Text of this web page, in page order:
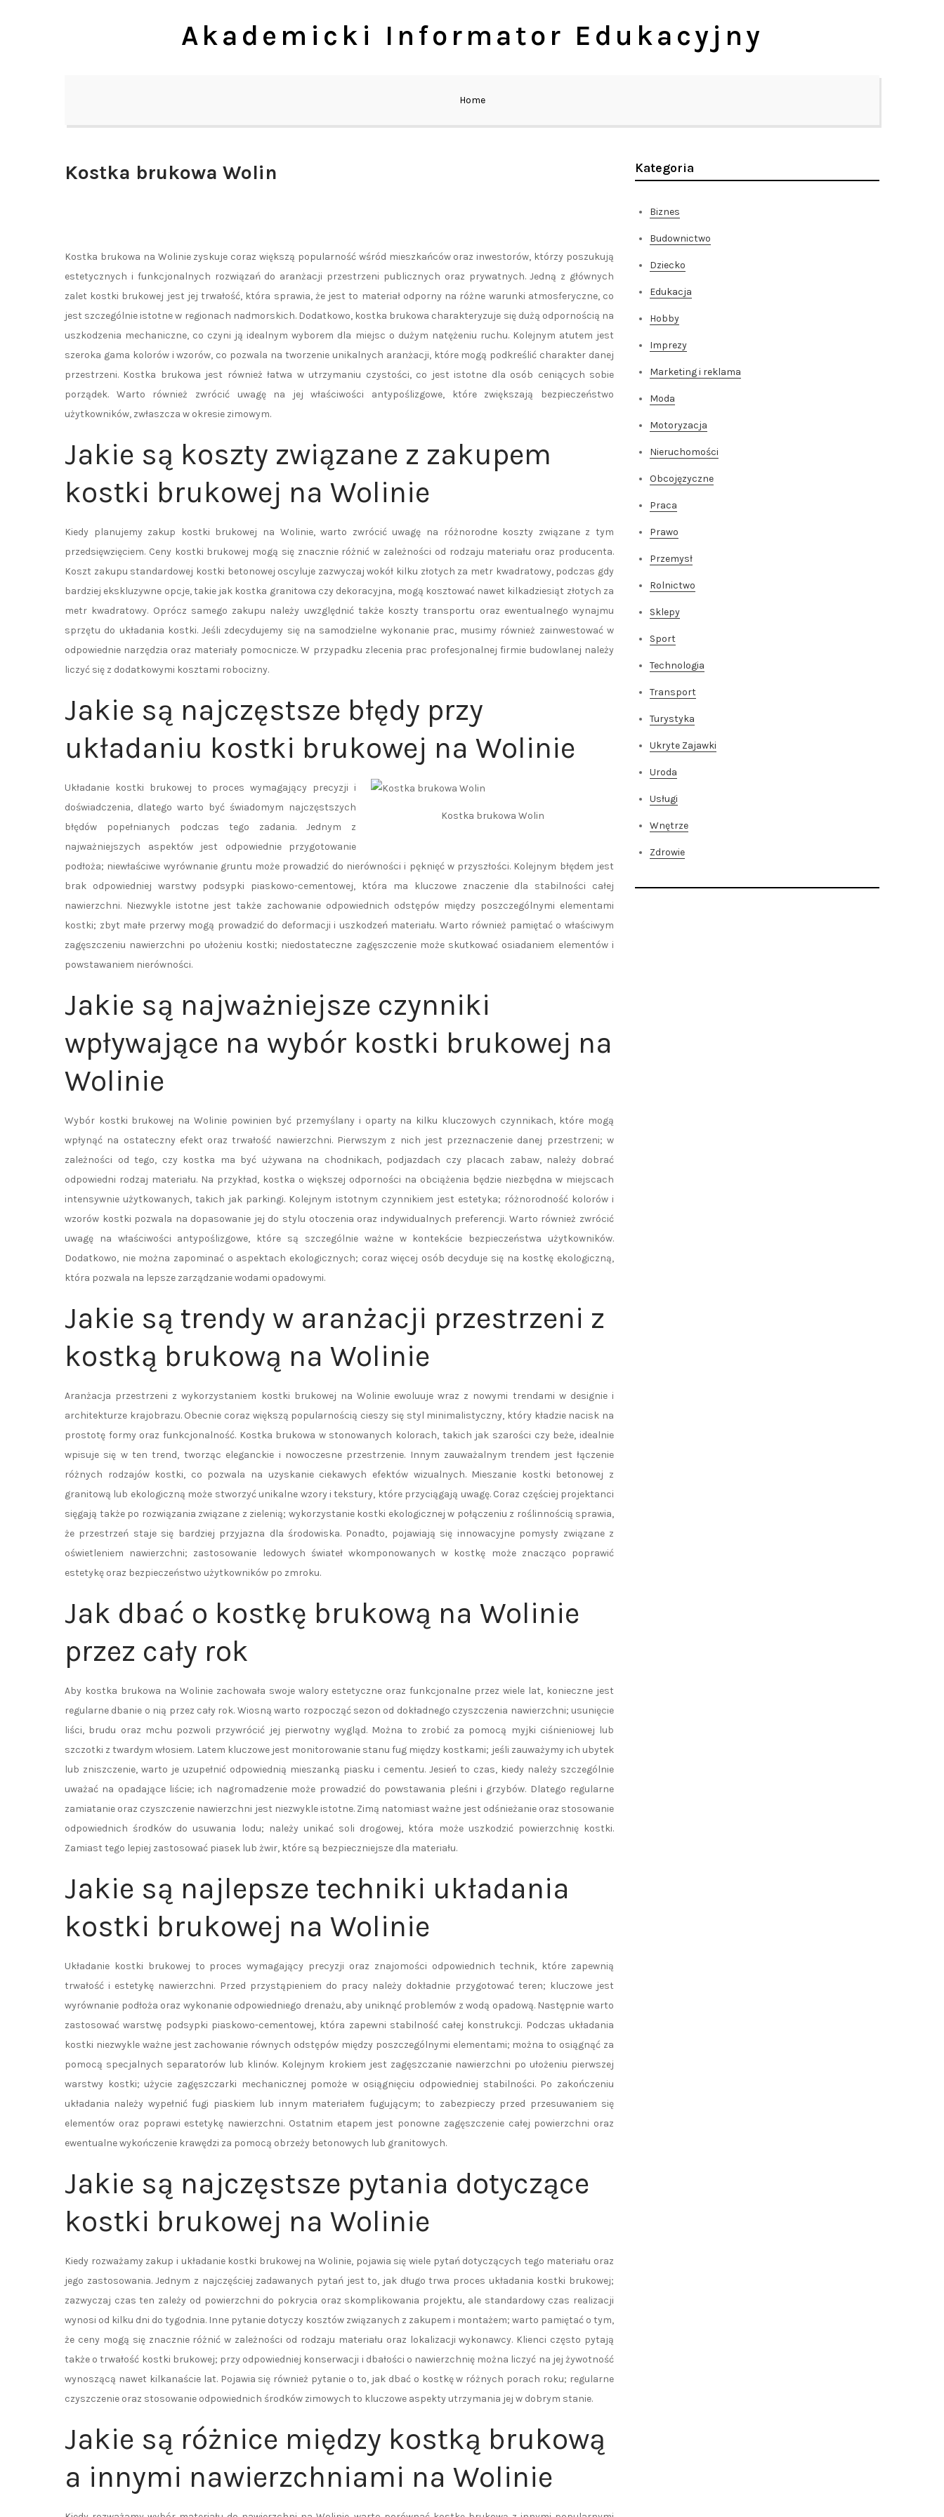
Akademicki Informator Edukacyjny
Home
Kostka brukowa Wolin
Kostka brukowa na Wolinie zyskuje coraz większą popularność wśród mieszkańców oraz inwestorów, którzy poszukują
estetycznych i funkcjonalnych rozwiązań do aranżacji przestrzeni publicznych oraz prywatnych. Jedną z głównych
zalet kostki brukowej jest jej trwałość, która sprawia, że jest to materiał odporny na różne warunki atmosferyczne, co
jest szczególnie istotne w regionach nadmorskich. Dodatkowo, kostka brukowa charakteryzuje się dużą odpornością na
uszkodzenia mechaniczne, co czyni ją idealnym wyborem dla miejsc o dużym natężeniu ruchu. Kolejnym atutem jest
szeroka gama kolorów i wzorów, co pozwala na tworzenie unikalnych aranżacji, które mogą podkreślić charakter danej
przestrzeni. Kostka brukowa jest również łatwa w utrzymaniu czystości, co jest istotne dla osób ceniących sobie
porządek. Warto również zwrócić uwagę na jej właściwości antypoślizgowe, które zwiększają bezpieczeństwo
użytkowników, zwłaszcza w okresie zimowym.
Jakie są koszty związane z zakupem
kostki brukowej na Wolinie
Kiedy planujemy zakup kostki brukowej na Wolinie, warto zwrócić uwagę na różnorodne koszty związane z tym
przedsięwzięciem. Ceny kostki brukowej mogą się znacznie różnić w zależności od rodzaju materiału oraz producenta.
Koszt zakupu standardowej kostki betonowej oscyluje zazwyczaj wokół kilku złotych za metr kwadratowy, podczas gdy
bardziej ekskluzywne opcje, takie jak kostka granitowa czy dekoracyjna, mogą kosztować nawet kilkadziesiąt złotych za
metr kwadratowy. Oprócz samego zakupu należy uwzględnić także koszty transportu oraz ewentualnego wynajmu
sprzętu do układania kostki. Jeśli zdecydujemy się na samodzielne wykonanie prac, musimy również zainwestować w
odpowiednie narzędzia oraz materiały pomocnicze. W przypadku zlecenia prac profesjonalnej firmie budowlanej należy
liczyć się z dodatkowymi kosztami robocizny.
Jakie są najczęstsze błędy przy
układaniu kostki brukowej na Wolinie
Kostka brukowa Wolin
Układanie kostki brukowej to proces wymagający precyzji i
doświadczenia, dlatego warto być świadomym najczęstszych
błędów popełnianych podczas tego zadania. Jednym z
najważniejszych aspektów jest odpowiednie przygotowanie
podłoża; niewłaściwe wyrównanie gruntu może prowadzić do nierówności i pęknięć w przyszłości. Kolejnym błędem jest
brak odpowiedniej warstwy podsypki piaskowo-cementowej, która ma kluczowe znaczenie dla stabilności całej
nawierzchni. Niezwykle istotne jest także zachowanie odpowiednich odstępów między poszczególnymi elementami
kostki; zbyt małe przerwy mogą prowadzić do deformacji i uszkodzeń materiału. Warto również pamiętać o właściwym
zagęszczeniu nawierzchni po ułożeniu kostki; niedostateczne zagęszczenie może skutkować osiadaniem elementów i
powstawaniem nierówności.
Jakie są najważniejsze czynniki
wpływające na wybór kostki brukowej na
Wolinie
Wybór kostki brukowej na Wolinie powinien być przemyślany i oparty na kilku kluczowych czynnikach, które mogą
wpłynąć na ostateczny efekt oraz trwałość nawierzchni. Pierwszym z nich jest przeznaczenie danej przestrzeni; w
zależności od tego, czy kostka ma być używana na chodnikach, podjazdach czy placach zabaw, należy dobrać
odpowiedni rodzaj materiału. Na przykład, kostka o większej odporności na obciążenia będzie niezbędna w miejscach
intensywnie użytkowanych, takich jak parkingi. Kolejnym istotnym czynnikiem jest estetyka; różnorodność kolorów i
wzorów kostki pozwala na dopasowanie jej do stylu otoczenia oraz indywidualnych preferencji. Warto również zwrócić
uwagę na właściwości antypoślizgowe, które są szczególnie ważne w kontekście bezpieczeństwa użytkowników.
Dodatkowo, nie można zapominać o aspektach ekologicznych; coraz więcej osób decyduje się na kostkę ekologiczną,
która pozwala na lepsze zarządzanie wodami opadowymi.
Jakie są trendy w aranżacji przestrzeni z
kostką brukową na Wolinie
Aranżacja przestrzeni z wykorzystaniem kostki brukowej na Wolinie ewoluuje wraz z nowymi trendami w designie i
architekturze krajobrazu. Obecnie coraz większą popularnością cieszy się styl minimalistyczny, który kładzie nacisk na
prostotę formy oraz funkcjonalność. Kostka brukowa w stonowanych kolorach, takich jak szarości czy beże, idealnie
wpisuje się w ten trend, tworząc eleganckie i nowoczesne przestrzenie. Innym zauważalnym trendem jest łączenie
różnych rodzajów kostki, co pozwala na uzyskanie ciekawych efektów wizualnych. Mieszanie kostki betonowej z
granitową lub ekologiczną może stworzyć unikalne wzory i tekstury, które przyciągają uwagę. Coraz częściej projektanci
sięgają także po rozwiązania związane z zielenią; wykorzystanie kostki ekologicznej w połączeniu z roślinnością sprawia,
że przestrzeń staje się bardziej przyjazna dla środowiska. Ponadto, pojawiają się innowacyjne pomysły związane z
oświetleniem nawierzchni; zastosowanie ledowych świateł wkomponowanych w kostkę może znacząco poprawić
estetykę oraz bezpieczeństwo użytkowników po zmroku.
Jak dbać o kostkę brukową na Wolinie
przez cały rok
Aby kostka brukowa na Wolinie zachowała swoje walory estetyczne oraz funkcjonalne przez wiele lat, konieczne jest
regularne dbanie o nią przez cały rok. Wiosną warto rozpocząć sezon od dokładnego czyszczenia nawierzchni; usunięcie
liści, brudu oraz mchu pozwoli przywrócić jej pierwotny wygląd. Można to zrobić za pomocą myjki ciśnieniowej lub
szczotki z twardym włosiem. Latem kluczowe jest monitorowanie stanu fug między kostkami; jeśli zauważymy ich ubytek
lub zniszczenie, warto je uzupełnić odpowiednią mieszanką piasku i cementu. Jesień to czas, kiedy należy szczególnie
uważać na opadające liście; ich nagromadzenie może prowadzić do powstawania pleśni i grzybów. Dlatego regularne
zamiatanie oraz czyszczenie nawierzchni jest niezwykle istotne. Zimą natomiast ważne jest odśnieżanie oraz stosowanie
odpowiednich środków do usuwania lodu; należy unikać soli drogowej, która może uszkodzić powierzchnię kostki.
Zamiast tego lepiej zastosować piasek lub żwir, które są bezpieczniejsze dla materiału.
Jakie są najlepsze techniki układania
kostki brukowej na Wolinie
Układanie kostki brukowej to proces wymagający precyzji oraz znajomości odpowiednich technik, które zapewnią
trwałość i estetykę nawierzchni. Przed przystąpieniem do pracy należy dokładnie przygotować teren; kluczowe jest
wyrównanie podłoża oraz wykonanie odpowiedniego drenażu, aby uniknąć problemów z wodą opadową. Następnie warto
zastosować warstwę podsypki piaskowo-cementowej, która zapewni stabilność całej konstrukcji. Podczas układania
kostki niezwykle ważne jest zachowanie równych odstępów między poszczególnymi elementami; można to osiągnąć za
pomocą specjalnych separatorów lub klinów. Kolejnym krokiem jest zagęszczanie nawierzchni po ułożeniu pierwszej
warstwy kostki; użycie zagęszczarki mechanicznej pomoże w osiągnięciu odpowiedniej stabilności. Po zakończeniu
układania należy wypełnić fugi piaskiem lub innym materiałem fugującym; to zabezpieczy przed przesuwaniem się
elementów oraz poprawi estetykę nawierzchni. Ostatnim etapem jest ponowne zagęszczenie całej powierzchni oraz
ewentualne wykończenie krawędzi za pomocą obrzeży betonowych lub granitowych.
Jakie są najczęstsze pytania dotyczące
kostki brukowej na Wolinie
Kiedy rozważamy zakup i układanie kostki brukowej na Wolinie, pojawia się wiele pytań dotyczących tego materiału oraz
jego zastosowania. Jednym z najczęściej zadawanych pytań jest to, jak długo trwa proces układania kostki brukowej;
zazwyczaj czas ten zależy od powierzchni do pokrycia oraz skomplikowania projektu, ale standardowy czas realizacji
wynosi od kilku dni do tygodnia. Inne pytanie dotyczy kosztów związanych z zakupem i montażem; warto pamiętać o tym,
że ceny mogą się znacznie różnić w zależności od rodzaju materiału oraz lokalizacji wykonawcy. Klienci często pytają
także o trwałość kostki brukowej; przy odpowiedniej konserwacji i dbałości o nawierzchnię można liczyć na jej żywotność
wynoszącą nawet kilkanaście lat. Pojawia się również pytanie o to, jak dbać o kostkę w różnych porach roku; regularne
czyszczenie oraz stosowanie odpowiednich środków zimowych to kluczowe aspekty utrzymania jej w dobrym stanie.
Jakie są różnice między kostką brukową
a innymi nawierzchniami na Wolinie
Kategoria
Biznes
Budownictwo
Dziecko
Edukacja
Hobby
Imprezy
Marketing i reklama
Moda
Motoryzacja
Nieruchomości
Obcojęzyczne
Praca
Prawo
Przemysł
Rolnictwo
Sklepy
Sport
Technologia
Transport
Turystyka
Ukryte Zajawki
Uroda
Usługi
Wnętrze
Zdrowie